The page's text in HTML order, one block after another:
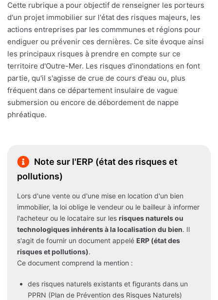
Cette rubrique a pour objectif de renseigner les porteurs
d'un projet immobilier sur l'état des risques majeurs, les
actions entreprises par les commmunes et régions pour
endiguer ou prévenir ces dernières. Ce site évoque ainsi
les principaux risques à prendre en compte sur ce
territoire d'Outre-Mer. Les risques d'inondations en font
partie, qu'il s'agisse de crue de cours d'eau ou, plus
fréquent dans ce département insulaire de vague
submersion ou encore de débordement de nappe
phréatique.
Note sur l'ERP (état des risques et
pollutions)
Lors d'une vente ou d'une mise en location d'un bien
immobilier, la loi oblige le vendeur ou le bailleur à informer
l'acheteur ou le locataire sur les risques naturels ou
technologiques inhérents à la localisation du bien. Il
s'agit de fournir un document appelé ERP (état des
risques et pollutions).
Ce document comprend la mention :
des risques naturels existants et figurants dans un
PPRN (Plan de Prévention des Risques Naturels)